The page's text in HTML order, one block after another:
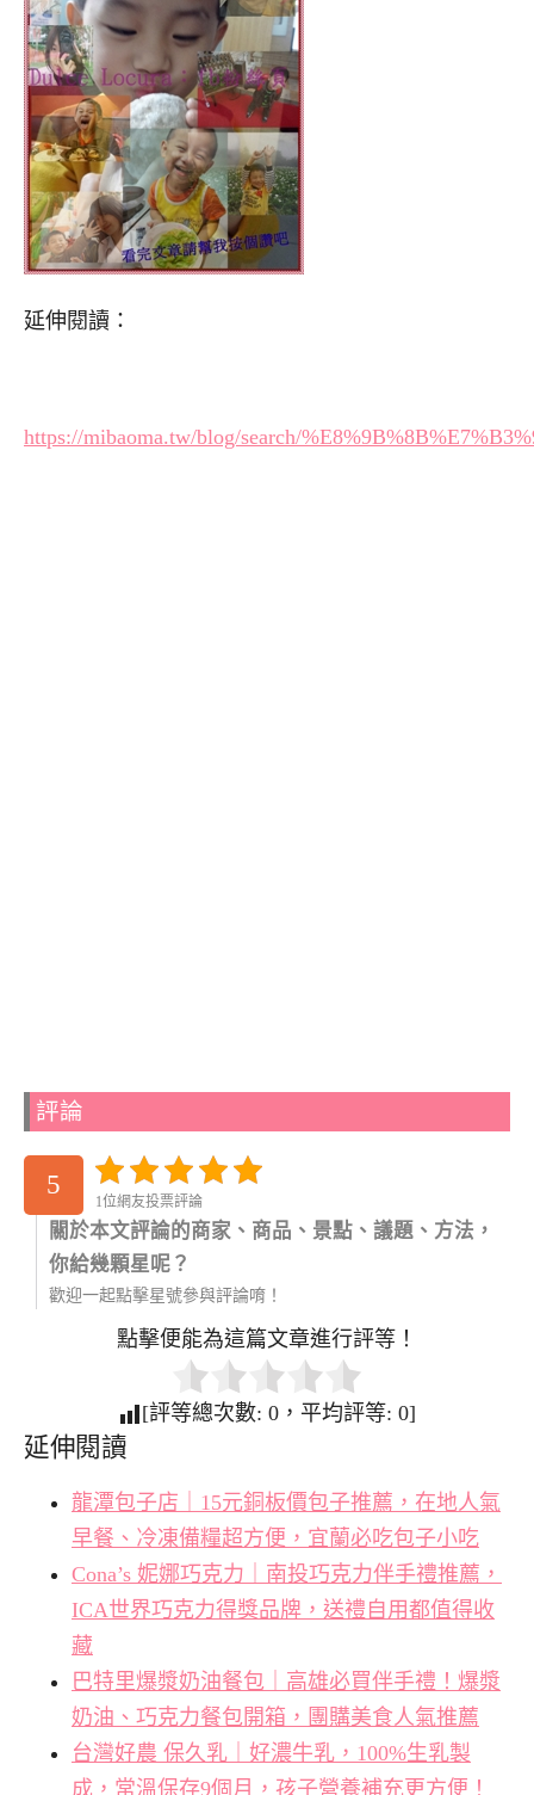
延伸閱讀：
https://mibaoma.tw/blog/search/
評論
5
1位網友投票評論
關於本文評論的商家、商品、景點、議題、方法，
你給幾顆星呢？
歡迎一起點擊星號參與評論唷！
點擊便能為這篇文章進行評等！
[評等總次數: 0 ，平均評等: 0]
延伸閱讀
龍潭包子店｜15元銅板價包子推薦，在地人氣
早餐、冷凍備糧超方便，宜蘭必吃包子小吃
Cona’s 妮娜巧克力｜南投巧克力伴手禮推薦，
ICA世界巧克力得獎品牌，送禮自用都值得收
藏
巴特里爆漿奶油餐包｜高雄必買伴手禮！爆漿
奶油、巧克力餐包開箱，團購美食人氣推薦
台灣好農 保久乳｜好濃牛乳，100%生乳製
成，常溫保存9個月，孩子營養補充更方便！